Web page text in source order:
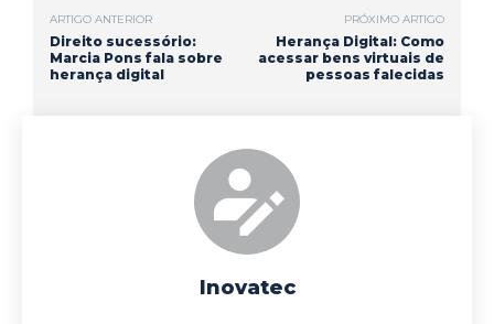
ARTIGO ANTERIOR
Direito sucessório:
Marcia Pons fala sobre
herança digital
PRÓXIMO ARTIGO
Herança Digital: Como
acessar bens virtuais de
pessoas falecidas
Inovatec